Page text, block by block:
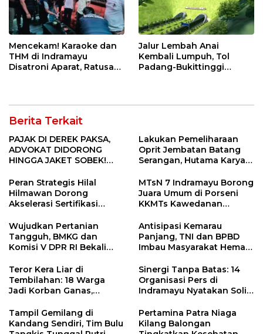
Mencekam! Karaoke dan
THM di Indramayu
Disatroni Aparat, Ratusan
Jalur Lembah Anai
Kembali Lumpuh, Tol
Padang-Bukittinggi
Berita Terkait
PAJAK DI DEREK PAKSA,
ADVOKAT DIDORONG
HINGGA JAKET SOBEK!
Ngamuk Kepung Polresta
Pekanbaru!
Lakukan Pemeliharaan
Oprit Jembatan Batang
Serangan, Hutama Karya
55 Tol Binjai–Langsa
Peran Strategis Hilal
Hilmawan Dorong
Akselerasi Sertifikasi
Entaskan Kemiskinan di
Indramayu
MTsN 7 Indramayu Borong
Juara Umum di Porseni
KKMTs Kawedanan
Wujudkan Pertanian
Tangguh, BMKG dan
Komisi V DPR RI Bekali
Sekolah Lapang Iklim
Antisipasi Kemarau
Panjang, TNI dan BPBD
Imbau Masyarakat Hemat
Kebakaran
Teror Kera Liar di
Tembilahan: 18 Warga
Jadi Korban Ganas,
12 Jahitan!
Sinergi Tanpa Batas: 14
Organisasi Pers di
Indramayu Nyatakan Solid
Tampil Gemilang di
Kandang Sendiri, Tim Bulu
Pertamina Patra Niaga
Kilang Balongan